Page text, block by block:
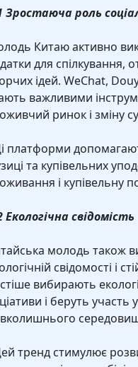
Зростаюча роль
Китаю активно
для спілкування,
ідей. WeChat,
важливими
ринок і зміну
платформи
та купівельних
і купівельну
Екологічна свідомість
молодь також
свідомості і
вибирають
і беруть
тренд стимулює